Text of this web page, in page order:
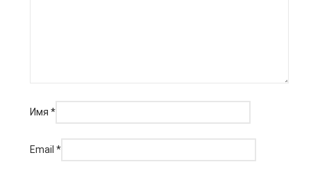
Имя *
Email *